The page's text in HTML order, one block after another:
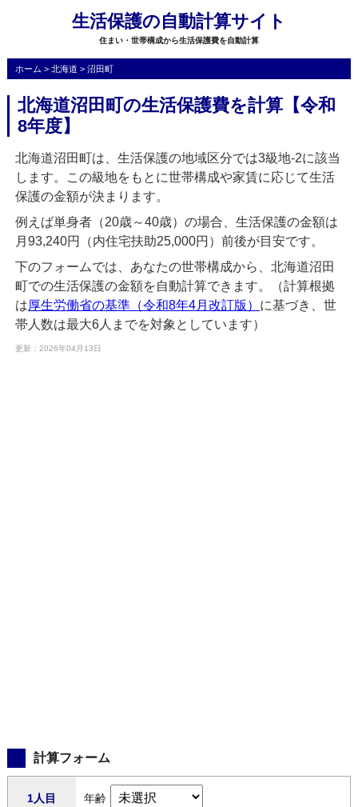
生活保護の自動計算サイト
住まい・世帯構成から生活保護費を自動計算
ホーム > 北海道 > 沼田町
北海道沼田町の生活保護費を計算【令和
8年度】
北海道沼田町は、生活保護の地域区分では3級地-2に該当
します。この級地をもとに世帯構成や家賃に応じて生活
保護の金額が決まります。
例えば単身者（20歳～40歳）の場合、生活保護の金額は
月93,240円（内住宅扶助25,000円）前後が目安です。
下のフォームでは、あなたの世帯構成から、北海道沼田
町での生活保護の金額を自動計算できます。（計算根拠
は厚生労働省の基準（令和8年4月改訂版） に基づき、世
帯人数は最大6人までを対象としています）
更新：2026年04月13日
計算フォーム
1人目
年齢